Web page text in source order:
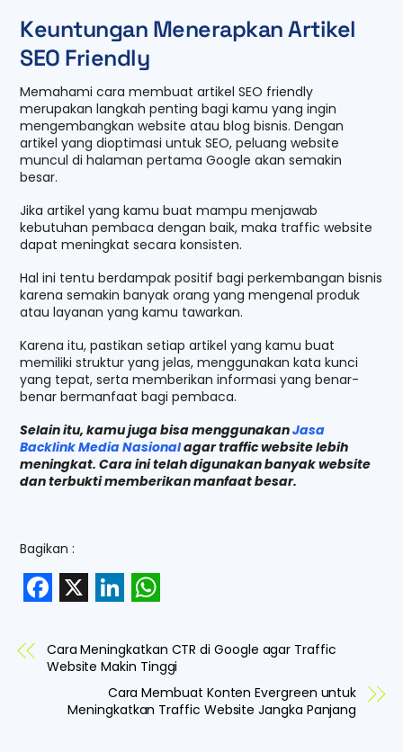
Keuntungan Menerapkan Artikel
SEO Friendly
Memahami cara membuat artikel SEO friendly
merupakan langkah penting bagi kamu yang ingin
mengembangkan website atau blog bisnis. Dengan
artikel yang dioptimasi untuk SEO, peluang website
muncul di halaman pertama Google akan semakin
besar.
Jika artikel yang kamu buat mampu menjawab
kebutuhan pembaca dengan baik, maka traffic website
dapat meningkat secara konsisten.
Hal ini tentu berdampak positif bagi perkembangan bisnis
karena semakin banyak orang yang mengenal produk
atau layanan yang kamu tawarkan.
Karena itu, pastikan setiap artikel yang kamu buat
memiliki struktur yang jelas, menggunakan kata kunci
yang tepat, serta memberikan informasi yang benar-
benar bermanfaat bagi pembaca.
Selain itu, kamu juga bisa menggunakanJasa
Backlink Media Nasionalagar traffic website lebih
meningkat. Cara ini telah digunakan banyak website
dan terbukti memberikan manfaat besar.
Bagikan :
F
a
X L
i
n
k
e
W
h
a
t
Cara Meningkatkan CTR di Google agar Traffic
Website Makin Tinggi
Cara Membuat Konten Evergreen untuk
Meningkatkan Traffic Website Jangka Panjang